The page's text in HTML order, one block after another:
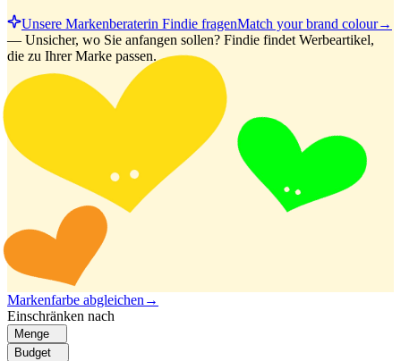
Unsere Markenberaterin Findie fragenMatch your brand colour→
— Unsicher, wo Sie anfangen sollen? Findie findet Werbeartikel,
die zu Ihrer Marke passen.
Markenfarbe abgleichen →
Einschränken nach
Menge
Budget